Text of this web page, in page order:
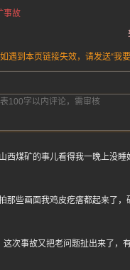
事故
遇到本页链接失效，请发送“我
西煤矿的事儿看得我一晚上没
那些画面我鸡皮疙瘩都起来了
这次事故又把老问题扯出来了，